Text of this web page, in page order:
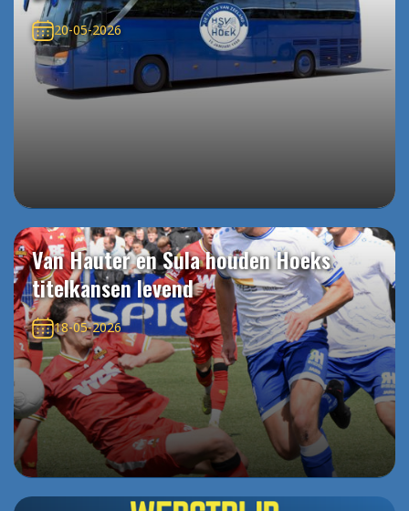
20-05-2026
Van Hauter en Sula houden Hoeks
titelkansen levend
18-05-2026